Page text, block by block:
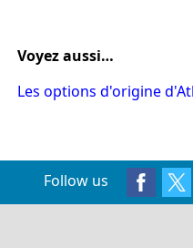
Voyez aussi…
Les options d'origine
Follow us